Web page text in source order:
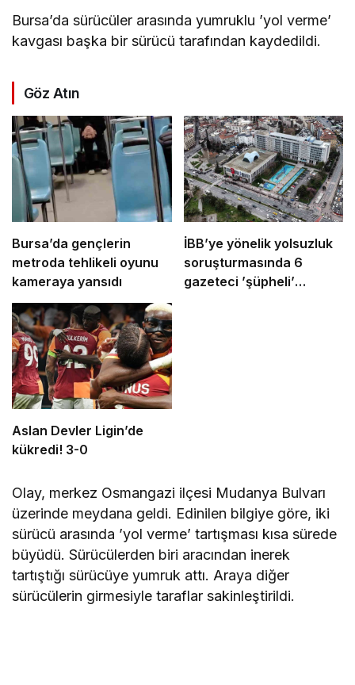
Bursa’da sürücüler arasında yumruklu ’yol verme’
kavgası başka bir sürücü tarafından kaydedildi.
Göz Atın
Bursa’da gençlerin
metroda tehlikeli oyunu
kameraya yansıdı
İBB’ye yönelik yolsuzluk
soruşturmasında 6
gazeteci ’şüpheli’
Aslan Devler Ligin’de
kükredi! 3-0
Olay, merkez Osmangazi ilçesi Mudanya Bulvarı
üzerinde meydana geldi. Edinilen bilgiye göre, iki
sürücü arasında ’yol verme’ tartışması kısa sürede
büyüdü. Sürücülerden biri aracından inerek
tartıştığı sürücüye yumruk attı. Araya diğer
sürücülerin girmesiyle taraflar sakinleştirildi.